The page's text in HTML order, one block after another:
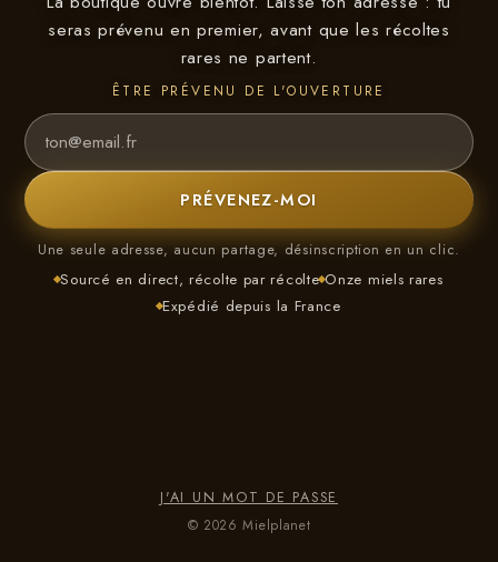
seras prévenu en premier, avant que les récoltes
rares ne partent.
ÊTRE PRÉVENU DE L'OUVERTURE
PRÉVENEZ-MOI
Une seule adresse, aucun partage, désinscription en un clic.
Sourcé en direct, récolte par récolte Onze miels rares
Expédié depuis la France
J'AI UN MOT DE PASSE
© 2026 Mielplanet